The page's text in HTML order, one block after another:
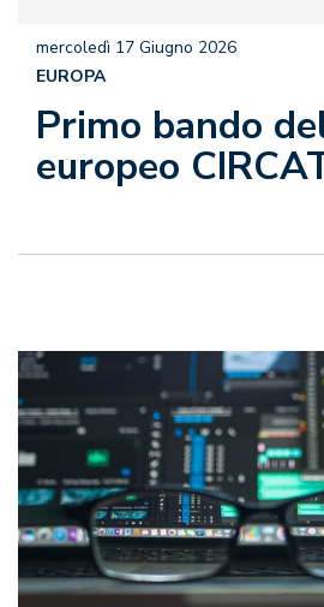
Primo bando
europeo
mercoledì 17 Giugno 2026
EUROPA